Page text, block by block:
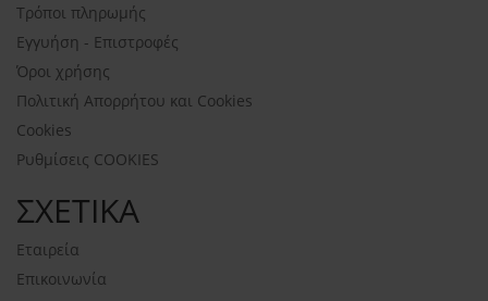
Τρόποι πληρωμής
Εγγυήση - Επιστροφές
Όροι χρήσης
Πολιτική Απορρήτου και Cookies
Cookies
Ρυθμίσεις COOKIES
ΣΧΕΤΙΚΑ
Εταιρεία
Επικοινωνία